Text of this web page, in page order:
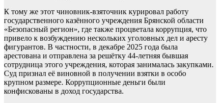
К тому же этот чиновник-взяточник курировал работу
государственного казённого учреждения Брянской области
«Безопасный регион», где также процветала коррупция, что
привело к возбуждению нескольких уголовных дел и аресту
фигурантов. В частности, в декабре 2025 года была
арестована и отправлена за решётку 44-летняя бывшая
сотрудница этого учреждения, которая занималась закупками.
Суд признал её виновной в получении взятки в особо
крупном размере. Коррупционные деньги были
конфискованы в доход государства.